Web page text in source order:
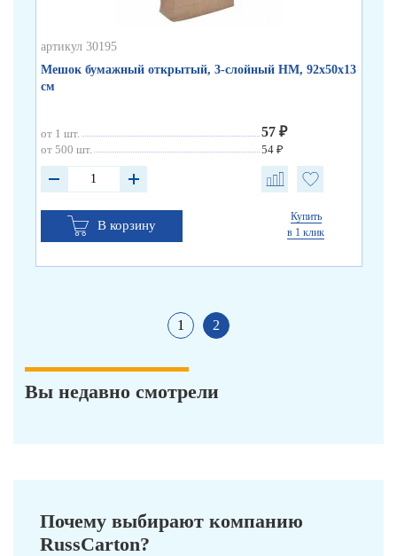
артикул 30195
Мешок бумажный открытый, 3-слойный НМ, 92х50х13
см
от 1 шт. 57 ₽
от 500 шт. 54 ₽
В корзину
Купить
в 1 клик
1 2
Вы недавно смотрели
Почему выбирают компанию
RussCarton?